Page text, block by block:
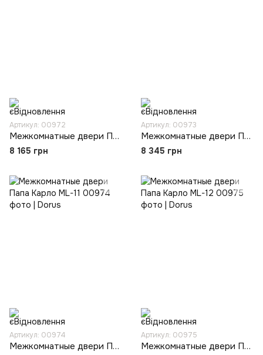
Артикул: 00972
Межкомнатные двери Папа Карло ML-08
8 165 грн
Артикул: 00973
Межкомнатные двери Папа Карло ML-10
8 345 грн
Артикул: 00974
Межкомнатные двери Папа Карло ML-11
Артикул: 00975
Межкомнатные двери Папа Карло ML-12